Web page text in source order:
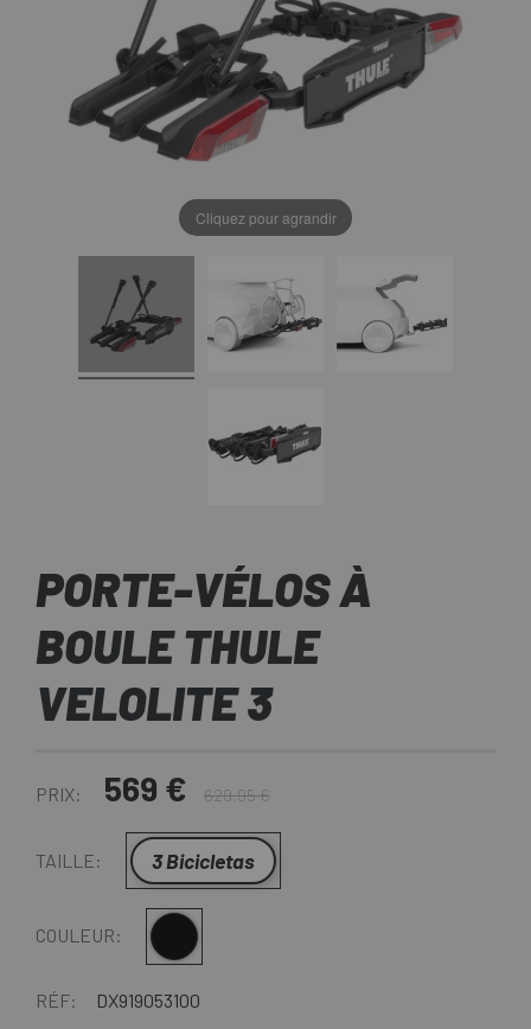
Cliquez pour agrandir
PORTE-VÉLOS À
BOULE THULE
VELOLITE 3
PRIX: 569 € 629,95 €
TAILLE: 3 Bicicletas
COULEUR:
RÉF: DX919053100